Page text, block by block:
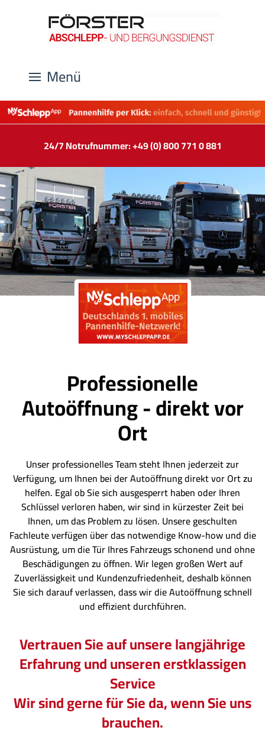
Menü
24/7 Notrufnummer: +49 (0) 800 771 0 881
Professionelle
Autoöffnung - direkt vor
Ort
Unser professionelles Team steht Ihnen jederzeit zur
Verfügung, um Ihnen bei der Autoöffnung direkt vor Ort zu
helfen. Egal ob Sie sich ausgesperrt haben oder Ihren
Schlüssel verloren haben, wir sind in kürzester Zeit bei
Ihnen, um das Problem zu lösen. Unsere geschulten
Fachleute verfügen über das notwendige Know-how und die
Ausrüstung, um die Tür Ihres Fahrzeugs schonend und ohne
Beschädigungen zu öffnen. Wir legen großen Wert auf
Zuverlässigkeit und Kundenzufriedenheit, deshalb können
Sie sich darauf verlassen, dass wir die Autoöffnung schnell
und effizient durchführen.
Vertrauen Sie auf unsere langjährige
Erfahrung und unseren erstklassigen
Service
Wir sind gerne für Sie da, wenn Sie uns
brauchen.